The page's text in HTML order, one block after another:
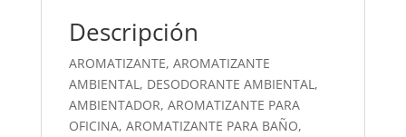
Descripción
AROMATIZANTE, AROMATIZANTE
AMBIENTAL, DESODORANTE AMBIENTAL,
AMBIENTADOR, AROMATIZANTE PARA
OFICINA, AROMATIZANTE PARA BAÑO,